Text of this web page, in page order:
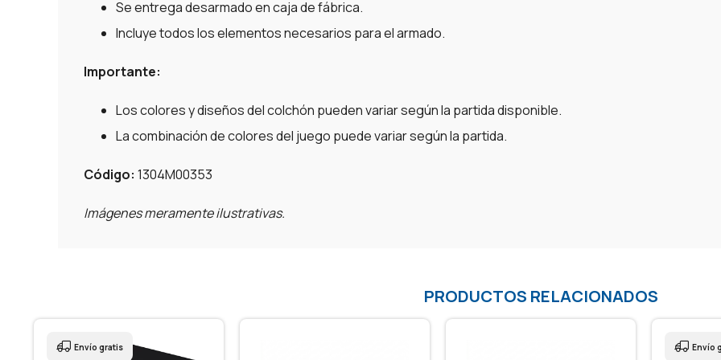
Se entrega desarmado en caja de fábrica.
Incluye todos los elementos necesarios para el armado.
Importante:
Los colores y diseños del colchón pueden variar según la partida disponible.
La combinación de colores del juego puede variar según la partida.
Código: 1304M00353
Imágenes meramente ilustrativas.
PRODUCTOS RELACIONADOS
Envío gratis Envío